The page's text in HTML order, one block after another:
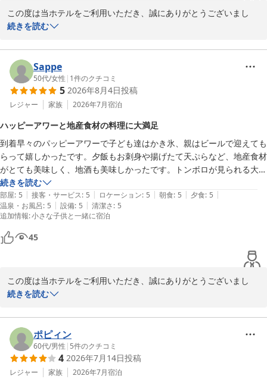
2026-07-31
露天風呂もプールも海岸へも、部屋から見える距離で、移動も荷物の運
搬もスムーズでした。軽く海に入るつもりで（遊泳禁止場所です。監視
員もおりませんので、自己責任で！)海岸へおりましたが、綺麗な魚が
も死角なく
見える範囲で済ませることができました。
また、朝夕のバイキングも美味しく、大人はご当地日本酒や自家製レモ
ンサワーシロップなど美味しお酒も種類豊富でした。
また行きたい！次に行った時は違ったプランニングで楽しみたい！！と
思えるお宿でした。駐車場の希望も聞いてくださり、感謝です。
大好きな西伊豆の旅を楽しむことができました。
この度は当ホテルをご利用いただき、誠にありがとうございまし
た。
海水浴シーズン真っ只中のご家族旅行にて、お子様のご希望であっ
た海やプール、バイキング、温泉、漫画コーナーまで当ホテルの施
設を余すことなくお楽しみいただけたご様子、大変嬉しく拝読いた
しました。
ご到着時の外観の第一印象から一転、結果として「最適すぎるホテ
露天風呂やプール、海岸への移動のスムーズさや、お子様連れでの
動きやすさにつきまして、親御様にとりましても安心してお過ごし
いただける環境でありましたなら、何よりでございます。
また、朝夕のバイキングやご当地日本酒・自家製レモンサワーなど
の飲み物、お部屋からのロケーションに至るまで、ご家族皆様で大
満足していただけたことは、私どもにとって何よりの励みとなりま
す。
また、駐車場のご案内につきましてもお役に立てたようで幸いで
「また行きたい」という大変励みになるお言葉を胸に、これからも
皆様に愛される魅力あふれるホテルづくりに励んでまいります。
堂ヶ島唯一の自家源泉掛流宿 堂ヶ島温泉ホテル
2026-08-04
続きを読む
Sappe
50代/女性 | 1件のクチコミ
5 2026年8月4日投稿
レジャー 家族 2026年7月宿泊
ハッピーアワーと地産食材の料理に大満足
到着早々のパッピーアワーで子ども達はかき氷、親はビールで迎えても
らって嬉しかったです。夕飯もお刺身や揚げたて天ぷらなど、地産食材
がとても美味しく、地酒も美味しかったです。トンボロが見られる大潮
の日で、朝から絶景も臨めました。
続きを読む
部屋: 5 | 接客・サービス: 5 | ロケーション: 5 | 朝食: 5 | 夕食: 5 |
温泉・お風呂: 5 | 設備: 5 | 清潔さ: 5
追加情報:小さな子供と一緒に宿泊
45
この度は当ホテルをご利用いただき、誠にありがとうございまし
た。
ご到着早々のハッピーアワー、そしてお子様にはかき氷をお楽しみ
いただけたご様子、大変嬉しく拝読いたしました。
気持ちのよいご滞在のスタートとなっておりましたら、私どもにと
りましても喜ばしい限りです。
続きを読む
ポピィン
60代/男性 | 5件のクチコミ
4 2026年7月14日投稿
レジャー 家族 2026年7月宿泊